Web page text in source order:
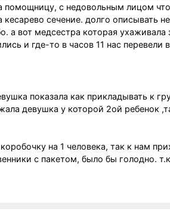
помощницу, с недовольным лицом
сечение. долго описывать
а вот медсестра которая ухаживала
и где-то в часов 11 нас перевели в
показала как прикладывать к
девушка у которой 2ой ребенок
на 1 человека, так к нам
с пакетом, было бы голодно.